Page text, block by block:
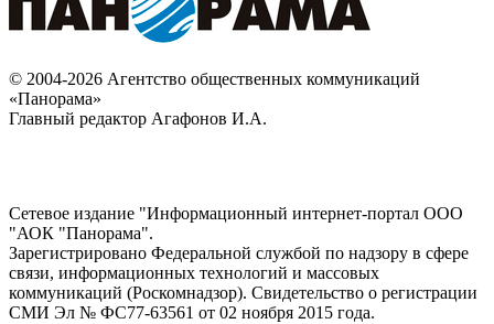
© 2004-2026 Агентство общественных коммуникаций
«Панорама»
Главный редактор Агафонов И.А.
Сетевое издание "Информационный интернет-портал ООО
"АОК "Панорама".
Зарегистрировано Федеральной службой по надзору в сфере
связи, информационных технологий и массовых
коммуникаций (Роскомнадзор). Cвидетельство о регистрации
СМИ Эл № ФС77-63561 от 02 ноября 2015 года.